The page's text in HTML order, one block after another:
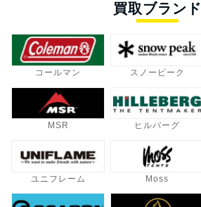
買取ブランド
コールマン スノーピーク
MSR ヒルバーグ
ユニフレーム Moss